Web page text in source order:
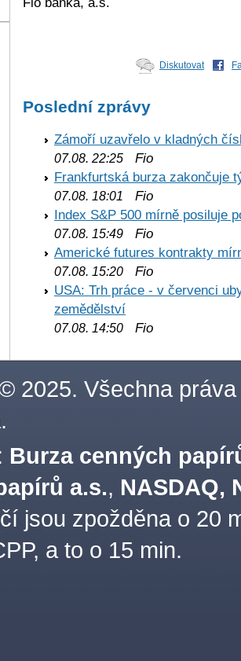
Diskutovat
Poslední zprávy
Zámoří uzavřelo v kladných
07.08. 22:25 Fio
Frankfurtská burza zakončuje
07.08. 18:01
Fio
Index S&P 500 mírně posiluje
07.08. 15:49 Fio
Americké futures kontrakty
07.08. 15:20 Fio
USA: Trh práce - v červenci
zemědělství
07.08. 14:50 Fio
2025. Všechna práva
Burza cenných
a.s., NASDAQ,
jsou zpožděna o 20
a to o 15 min.